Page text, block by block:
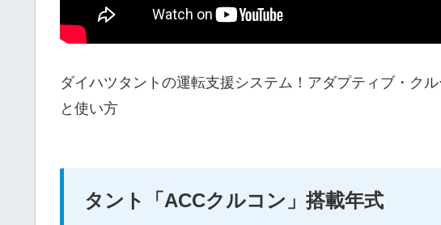
ダイハツタントの運転支援システム！アダプティブ・ク
と使い方
タント「ACCクルコン」搭載年式